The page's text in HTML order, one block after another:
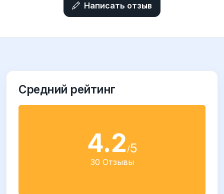
Написать отзыв
Средний рейтинг
4.2 /5
30 Отзывы